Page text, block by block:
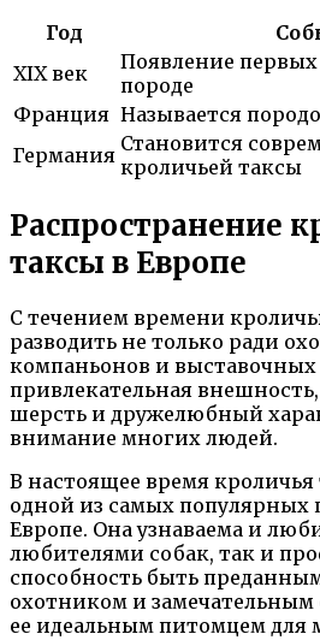
Год
XIX век
Появление
породе
Франция Называется
Германия Становится
кроличьей таксы
Распространение
таксы в Европе
С течением времени
разводить не только ради
компаньонов и выставочных
привлекательная
шерсть и дружелюбный
внимание многих людей.
В настоящее время кроличья
одной из самых популярных
Европе. Она узнаваема и
любителями собак, так и
способность быть
охотником и замечательным
ее идеальным питомцем для